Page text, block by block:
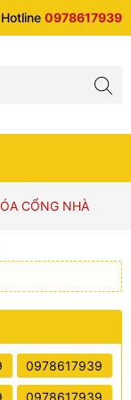
Hotline 0978617939
CỔNG NHÀ
0978617939
0978617939